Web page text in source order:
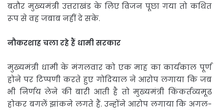
बतौर मुख्यमंत्री उत्तराखंड के लिए विजन पूछा गया तो कथित
रूप से वह जबाब नहीं दे सके.
नौकरशाह चला रहे हैं धामी सरकार
मुख्यमंत्री धामी के मंगलवार को एक माह का कार्यकाल पूर्ण
होने पर टिप्पणी करते हुए गोदियाल ने आरोप लगाया कि जब
भी निर्णय लेने की बारी आती है तो मुख्यमंत्री किंकर्तव्यमूढ
होकर बगलें झांकने लगते हैं. उन्होंने आरोप लगाया कि अगल-